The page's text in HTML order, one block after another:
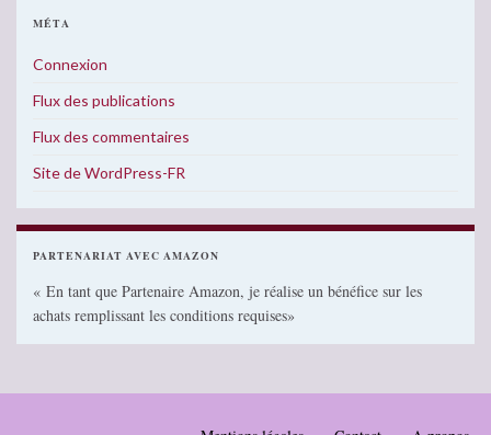
MÉTA
Connexion
Flux des publications
Flux des commentaires
Site de WordPress-FR
PARTENARIAT AVEC AMAZON
« En tant que Partenaire Amazon, je réalise un bénéfice sur les
achats remplissant les conditions requises»